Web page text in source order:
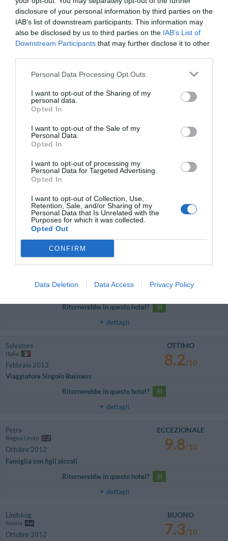
disclosure of your personal information by third parties on the
IAB’s list of downstream participants. This information may
also be disclosed by us to third parties on the IAB’s List of
Downstream Participants that may further disclose it to other
Personal Data Processing Opt Outs
I want to opt-out of the Sharing of my
personal data.
Opted In
I want to opt-out of the Sale of my
Personal Data.
Opted In
I want to opt-out of processing my
Personal Data for Targeted Advertising.
Opted In
I want to opt-out of Collection, Use,
Retention, Sale, and/or Sharing of my
Personal Data that Is Unrelated with the
Purposes for which it was collected.
Opted Out
CONFIRM
Data Deletion Data Access Privacy Policy
Luglio 2014
Famiglia con figli grandi
Albergo bello, pulito, ristorante bello e pulito, piscina bella e pulita, bagni
puliti. Ci tornerei volentieri.
Lussemburgo
Settembre 2013
BUONO
7.8
Ritornerebbe in questo hotel?
Agosto 2013
Viaggiatore Singolo Business
Ritornerebbe in questo hotel?
Ritornerebbe in questo hotel?
SI
dettagli
Salvatore
Italia
Febbraio 2013
Viaggiatore Singolo Business
OTTIMO
8.2/10
Ritornerebbe in questo hotel?
SI
dettagli
Petra
Regno Unito
Ottobre 2012
Famiglia con figli piccoli
ECCEZIONALE
9.8/10
Ritornerebbe in questo hotel?
SI
dettagli
Lindskog
Svezia
Ottobre 2012
BUONO
7.3/10